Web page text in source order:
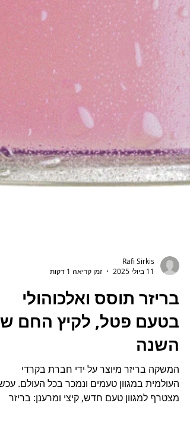
11 ביולי 2025
זמן קריאה 1 דקות
בריזר תוסס ואלכוהולי
בטעם פטל, לקיץ החם
השנה
המשקה בריזר מיוצר על ידי חברת בקרדי
העולמית במגוון טעמים ונמכר בכל העולם.